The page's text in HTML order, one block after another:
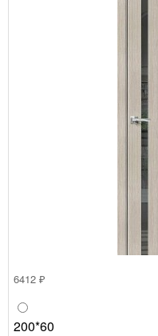
6412 ₽
200*60